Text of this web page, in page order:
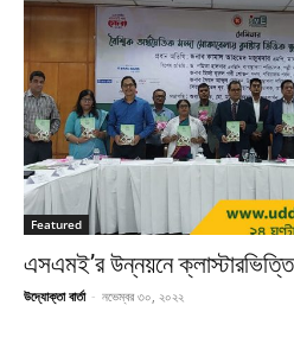
Featured
এসএমই’র উন্নয়নে
উদ্যোক্তা বার্তা - নভেম্বর ৩০, ২০২২